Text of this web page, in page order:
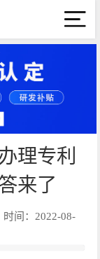
理专利
来了
时间：2022-08-